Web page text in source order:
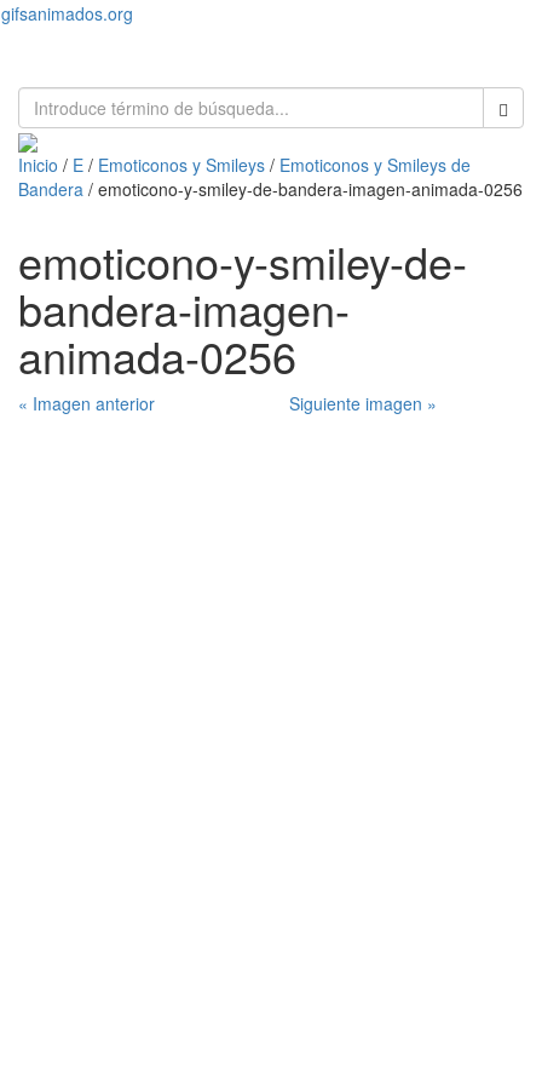
gifsanimados.org
Inicio / E / Emoticonos y Smileys / Emoticonos y Smileys de
Bandera / emoticono-y-smiley-de-bandera-imagen-animada-0256
emoticono-y-smiley-de-
bandera-imagen-
animada-0256
« Imagen anterior Siguiente imagen »